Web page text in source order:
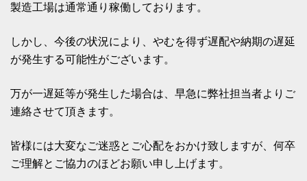
製造工場は通常通り稼働しております。
しかし、今後の状況により、やむを得ず遅配や納期の遅延
が発生する可能性がございます。
万が一遅延等が発生した場合は、早急に弊社担当者よりご
連絡させて頂きます。
皆様には大変なご迷惑とご心配をおかけ致しますが、何卒
ご理解とご協力のほどお願い申し上げます。